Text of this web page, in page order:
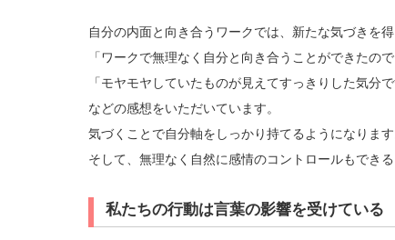
自分の内面と向き合うワークでは、新たな気づきを
「ワークで無理なく自分と向き合うことができたの
「モヤモヤしていたものが見えてすっきりした気分で
などの感想をいただいています。
気づくことで自分軸をしっかり持てるようになります
そして、無理なく自然に感情のコントロールもできる
私たちの行動は言葉の影響を受けている